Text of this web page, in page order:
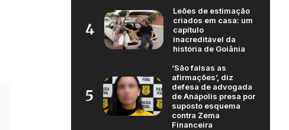
4
Leões de estimação
criados em casa: um
capítulo
inacreditável da
história de Goiânia
5
‘São falsas as
afirmações’, diz
defesa de advogada
de Anápolis presa por
suposto esquema
contra Zema
Financeira